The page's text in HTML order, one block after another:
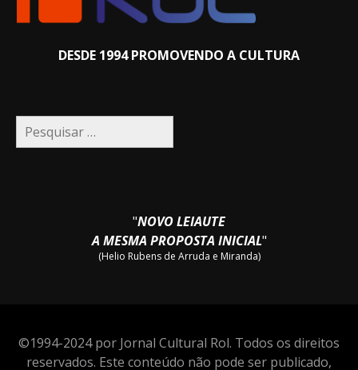
DESDE 1994 PROMOVENDO A CULTURA
Pesquisar
por:
"NOVO LEIAUTE
A MESMA PROPOSTA INICIAL"
(Helio Rubens de Arruda e Miranda)
©1994-2024 por Jornal Cultural Rol. Todos os direitos
reservados. Este conteúdo não pode ser publicado,